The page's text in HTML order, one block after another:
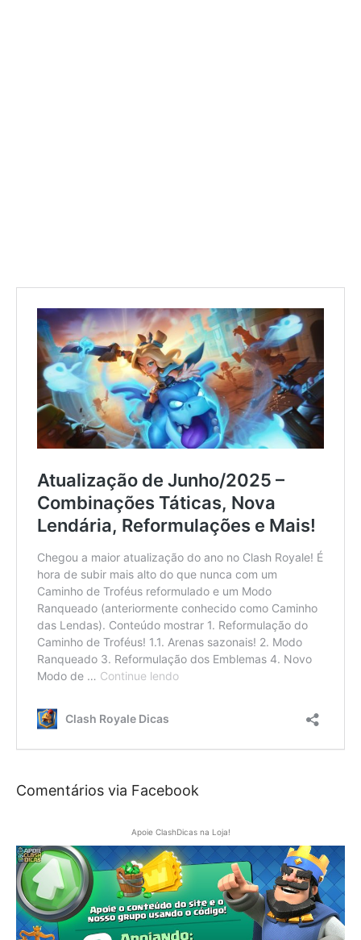
Comentários via Facebook
Apoie ClashDicas na Loja!